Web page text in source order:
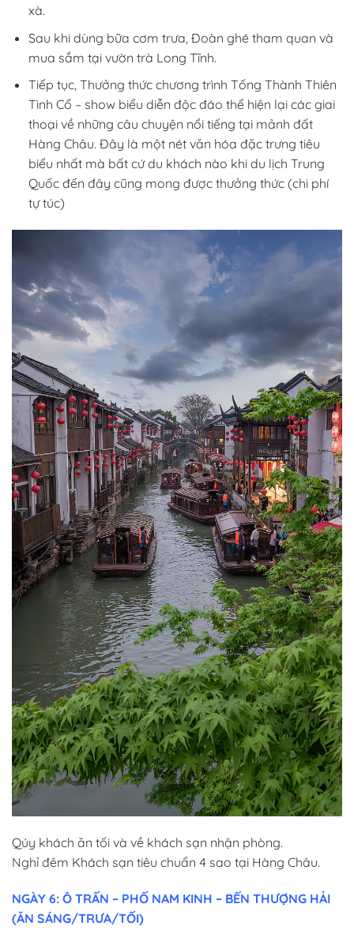
xà.
Sau khi dùng bữa cơm trưa, Đoàn ghé tham quan và
mua sắm tại vườn trà Long Tĩnh.
Tiếp tục, Thưởng thức chương trình Tống Thành Thiên
Tình Cổ – show biểu diễn độc đáo thể hiện lại các giai
thoại về những câu chuyện nổi tiếng tại mảnh đất
Hàng Châu. Đây là một nét văn hóa đặc trưng tiêu
biểu nhất mà bất cứ du khách nào khi du lịch Trung
Quốc đến đây cũng mong được thưởng thức (chi phí
tự túc)
Qúy khách ăn tối và về khách sạn nhận phòng.
Nghỉ đêm Khách sạn tiêu chuẩn 4 sao tại Hàng Châu.
NGÀY 6: Ô TRẤN – PHỐ NAM KINH – BẾN THƯỢNG HẢI
(ĂN SÁNG/TRƯA/TỐI)